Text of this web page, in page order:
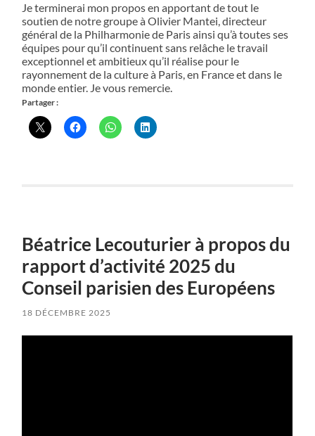
Je terminerai mon propos en apportant de tout le
soutien de notre groupe à Olivier Mantei, directeur
général de la Philharmonie de Paris ainsi qu’à toutes ses
équipes pour qu’il continuent sans relâche le travail
exceptionnel et ambitieux qu’il réalise pour le
rayonnement de la culture à Paris, en France et dans le
monde entier. Je vous remercie.
Partager :
Béatrice Lecouturier à propos du
rapport d’activité 2025 du
Conseil parisien des Européens
18 DÉCEMBRE 2025